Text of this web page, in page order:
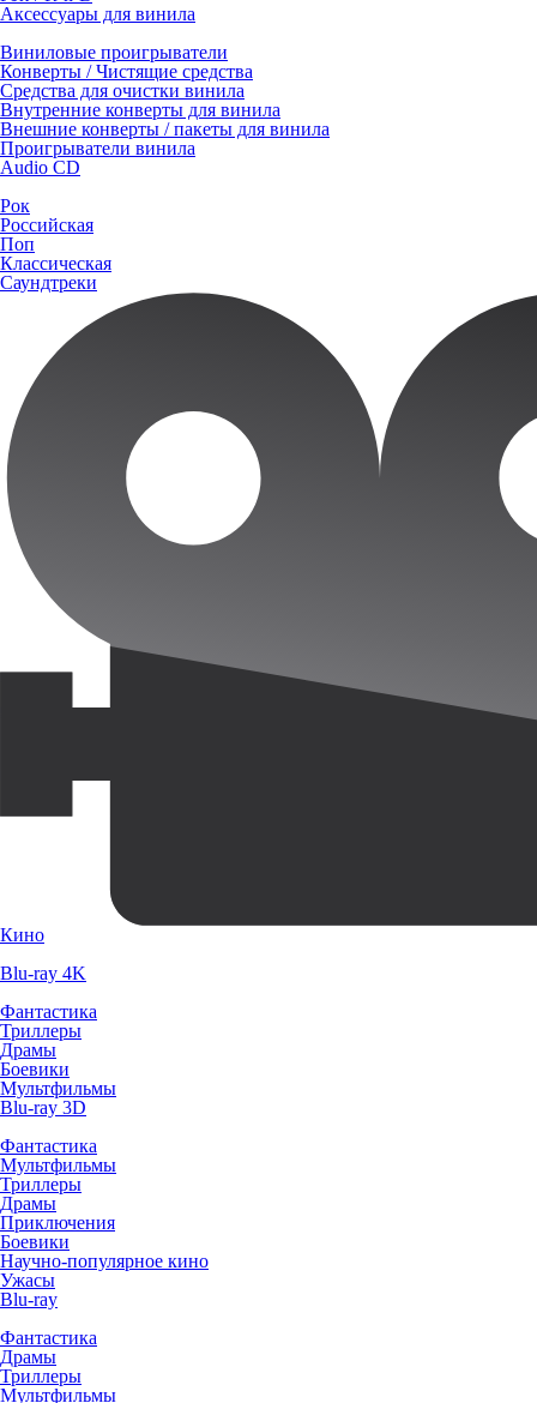
Аксессуары для винила
Виниловые проигрыватели
Конверты / Чистящие средства
Средства для очистки винила
Внутренние конверты для винила
Внешние конверты / пакеты для винила
Проигрыватели винила
Audio CD
Рок
Российская
Поп
Классическая
Саундтреки
Кино
Blu-ray 4K
Фантастика
Триллеры
Драмы
Боевики
Мультфильмы
Blu-ray 3D
Фантастика
Мультфильмы
Триллеры
Драмы
Приключения
Боевики
Научно-популярное кино
Ужасы
Blu-ray
Фантастика
Драмы
Триллеры
Мультфильмы